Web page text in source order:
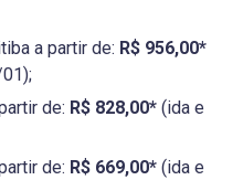
a partir de: R$ 956,00*
de: R$ 828,00* (ida e
de: R$ 669,00* (ida e